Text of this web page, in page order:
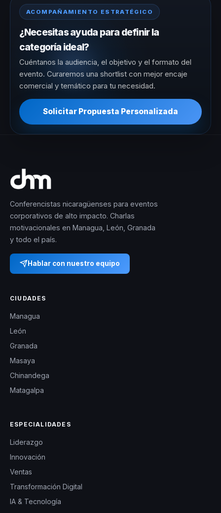
ACOMPAÑAMIENTO ESTRATÉGICO
¿Necesitas ayuda para definir la
categoría ideal?
Cuéntanos la audiencia, el objetivo y el formato del
evento. Curaremos una shortlist con mejor encaje
comercial y temático para tu necesidad.
Solicitar Propuesta Personalizada
Conferencistas nicaragüenses para eventos
corporativos de alto impacto. Charlas
motivacionales en Managua, León, Granada
y todo el país.
Hablar con nuestro equipo
CIUDADES
Managua
León
Granada
Masaya
Chinandega
Matagalpa
ESPECIALIDADES
Liderazgo
Innovación
Ventas
Transformación Digital
IA & Tecnología